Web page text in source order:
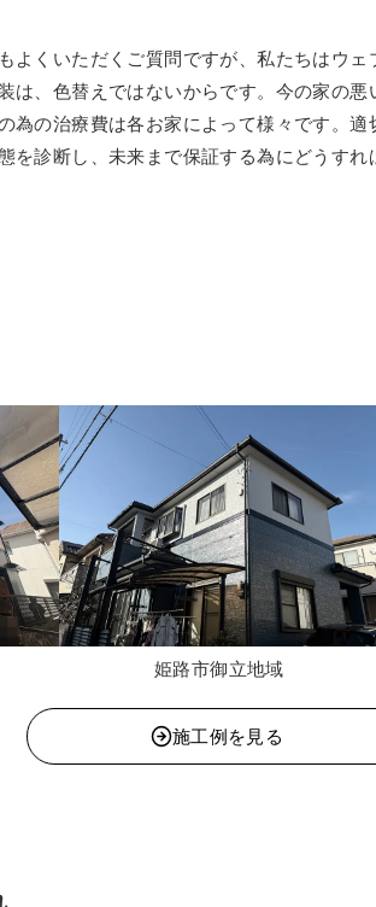
よくいただくご質問ですが、私たちはウ
は、色替えではないからです。今の家の
為の治療費は各お家によって様々です。
を診断し、未来まで保証する為にどうす
姫路市御立地域
施工例を見る